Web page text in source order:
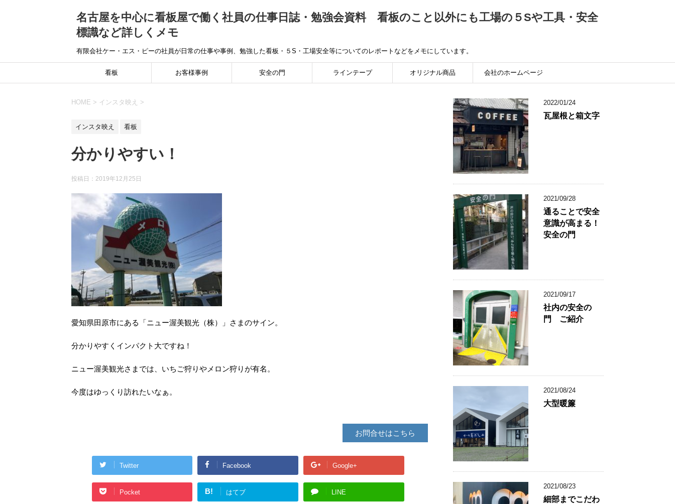
名古屋を中心に看板屋で働く社員の仕事日誌・勉強会資料 看板のこと以外にも工場の５Sや工具・安全
標識など詳しくメモ
有限会社ケー・エス・ピーの社員が日常の仕事や事例、勉強した看板・５S・工場安全等についてのレポートなどをメモにしています。
看板 お客様事例 安全の門 ラインテープ オリジナル商品 会社のホームページ
HOME > インスタ映え >
インスタ映え 看板
分かりやすい！
投稿日： 2019年12月25日
愛知県田原市にある「ニュー渥美観光（株）」さまのサイン。
分かりやすくインパクト大ですね！
ニュー渥美観光さまでは、いちご狩りやメロン狩りが有名。
今度はゆっくり訪れたいなぁ。
お問合せはこちら
Twitter Facebook Google+
Pocket B! はてブ LINE
2022/01/24
瓦屋根と箱文字
2021/09/28
通ることで安全
意識が高まる！
安全の門
2021/09/17
社内の安全の
門 ご紹介
2021/08/24
大型暖簾
2021/08/23
細部までこだわ